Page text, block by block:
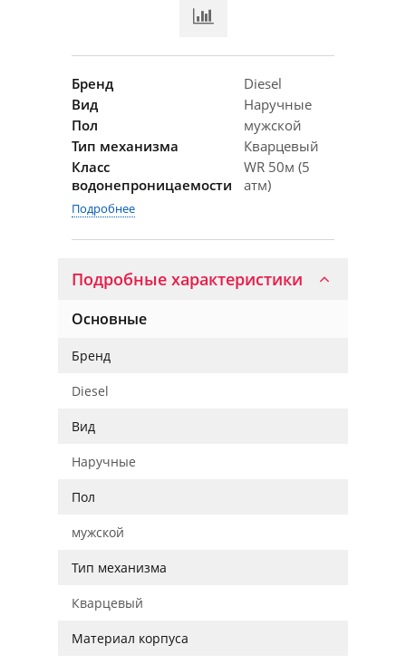
Бренд
Diesel
Вид
Наручные
Пол
мужской
Тип механизма
Кварцевый
Класс
водонепроницаемости
WR 50м (5
атм)
Подробнее
Подробные характеристики
Основные
Бренд
Diesel
Вид
Наручные
Пол
мужской
Тип механизма
Кварцевый
Материал корпуса